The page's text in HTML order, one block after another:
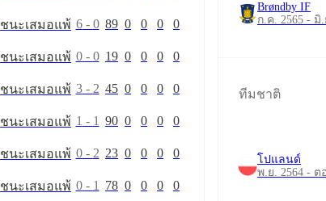
ชนะเสมอแพ้ 6- 0 89 0 0 0 0
ชนะเสมอแพ้ 0- 0 19 0 0 0 0
ชนะเสมอแพ้ 3- 2 45 0 0 0 0
ชนะเสมอแพ้ 1 - 1 90 0 0 0 0
ชนะเสมอแพ้ 0- 2 23 0 0 0 0
ชนะเสมอแพ้ 0- 1 78 0 0 0 0
Brøndby IF
ก.ค. 2565 - มิ.
ทีมชาติ
โปแลนด์
พ.ย. 2564 - ต